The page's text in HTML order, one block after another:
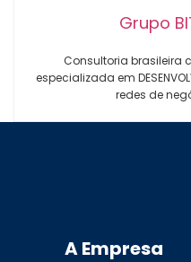
Grupo
Consultoria brasileira
especializada em
redes de
A Empresa